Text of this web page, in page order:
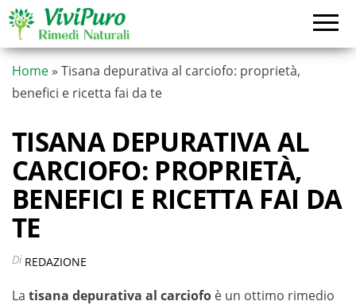
Vai
contenuto
Home » Tisana depurativa al carciofo: proprietà,
benefici e ricetta fai da te
TISANA DEPURATIVA AL
CARCIOFO: PROPRIETÀ,
BENEFICI E RICETTA FAI DA
TE
Di REDAZIONE
La tisana depurativa al carciofo è un ottimo rimedio